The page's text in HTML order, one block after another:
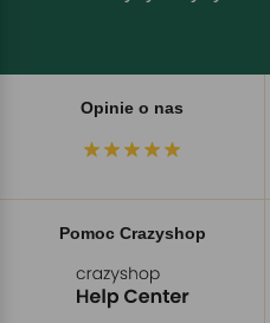
Opinie o nas
Pomoc Crazyshop